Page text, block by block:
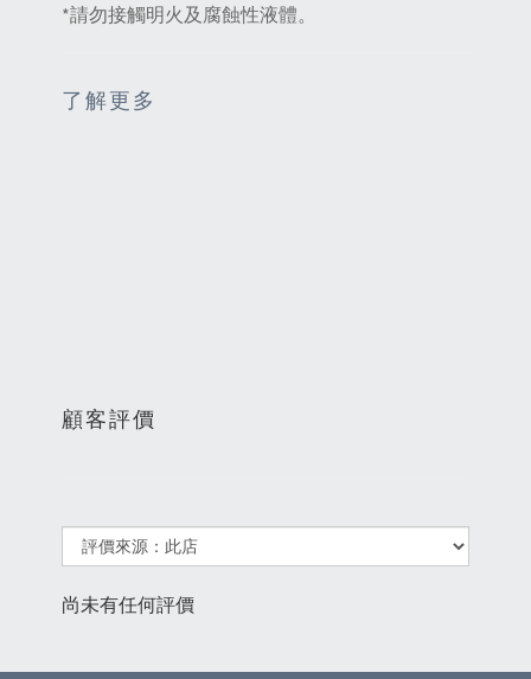
*請勿接觸明火及腐蝕性液體。
了解更多
顧客評價
尚未有任何評價